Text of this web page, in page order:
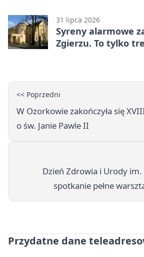
31 lipca 2026
Syreny alarmowe
Zgierzu. To tylko
<< Poprzedni
W Ozorkowie zakończyła się
o św. Janie Pawle II
Dzień Zdrowia i Urody
spotkanie pełne
Przydatne dane